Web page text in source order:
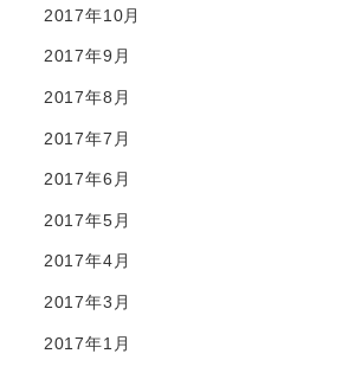
2017年10月
2017年9月
2017年8月
2017年7月
2017年6月
2017年5月
2017年4月
2017年3月
2017年1月